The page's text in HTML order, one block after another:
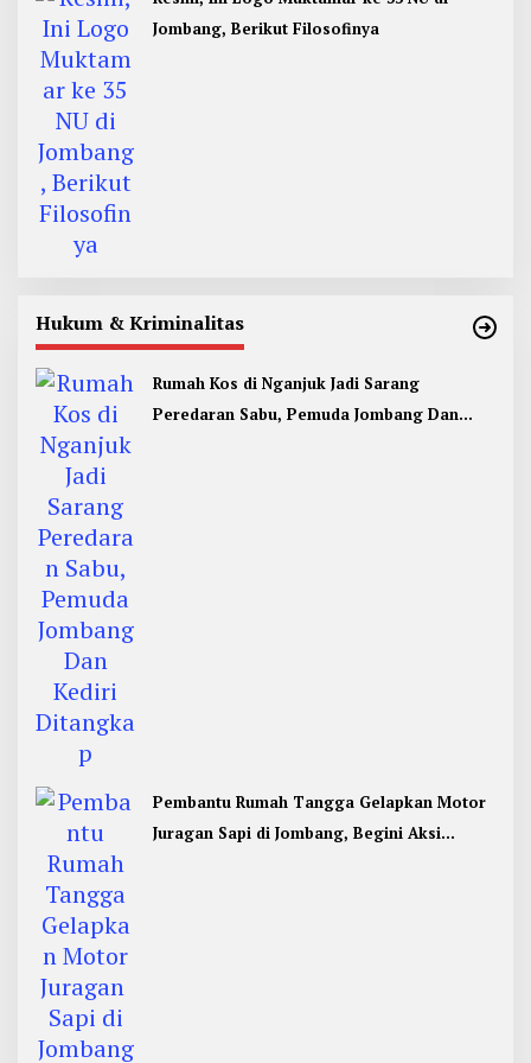
Jombang, Berikut Filosofinya
Hukum & Kriminalitas
Rumah Kos di Nganjuk Jadi Sarang
Peredaran Sabu, Pemuda Jombang Dan
Pembantu Rumah Tangga Gelapkan Motor
Juragan Sapi di Jombang, Begini Aksi